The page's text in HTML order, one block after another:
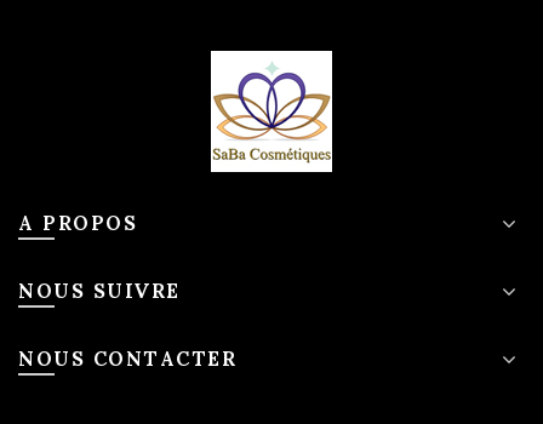
A PROPOS
NOUS SUIVRE
NOUS CONTACTER